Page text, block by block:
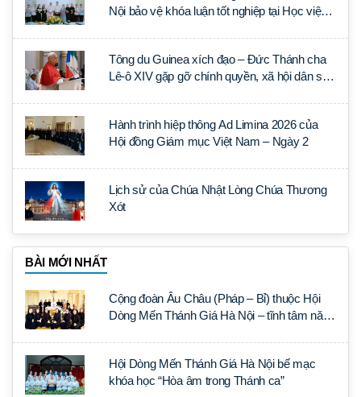
Nội bảo vệ khóa luận tốt nghiệp tại Học viện
Tông du Guinea xích đạo – Đức Thánh cha
Lê-ô XIV gặp gỡ chính quyền, xã hội dân sự
Hành trình hiệp thông Ad Limina 2026 của
Hội đồng Giám mục Việt Nam – Ngày 2
Lịch sử của Chúa Nhật Lòng Chúa Thương
Xót
BÀI MỚI NHẤT
Cộng đoàn Âu Châu (Pháp – Bỉ) thuộc Hội
Dòng Mến Thánh Giá Hà Nội – tĩnh tâm năm
Hội Dòng Mến Thánh Giá Hà Nội bế mạc
khóa học “Hòa âm trong Thánh ca”